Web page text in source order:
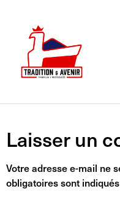
Laisser un
Votre adresse e-mail ne
obligatoires sont